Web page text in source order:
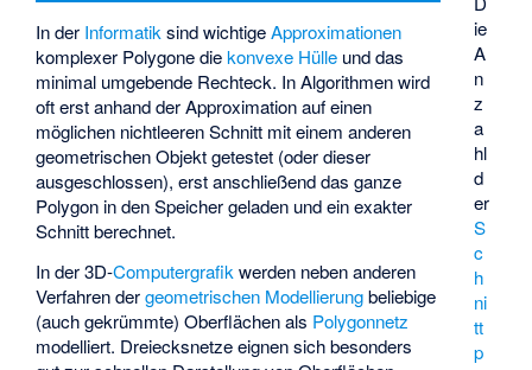
ie
A
n
z
a
hl
d
er
S
c
h
ni
tt
p
In der Informatik sind wichtigeApproximationen
komplexer Polygone diekonvexe Hülle und das
minimal umgebende Rechteck. In Algorithmen wird
oft erst anhand der Approximation auf einen
möglichen nichtleeren Schnitt mit einem anderen
geometrischen Objekt getestet (oder dieser
ausgeschlossen), erst anschließend das ganze
Polygon in den Speicher geladen und ein exakter
Schnitt berechnet.
In der 3D-Computergrafikwerden neben anderen
Verfahren dergeometrischen Modellierungbeliebige
(auch gekrümmte) Oberflächen als Polygonnetz
modelliert. Dreiecksnetze eignen sich besonders